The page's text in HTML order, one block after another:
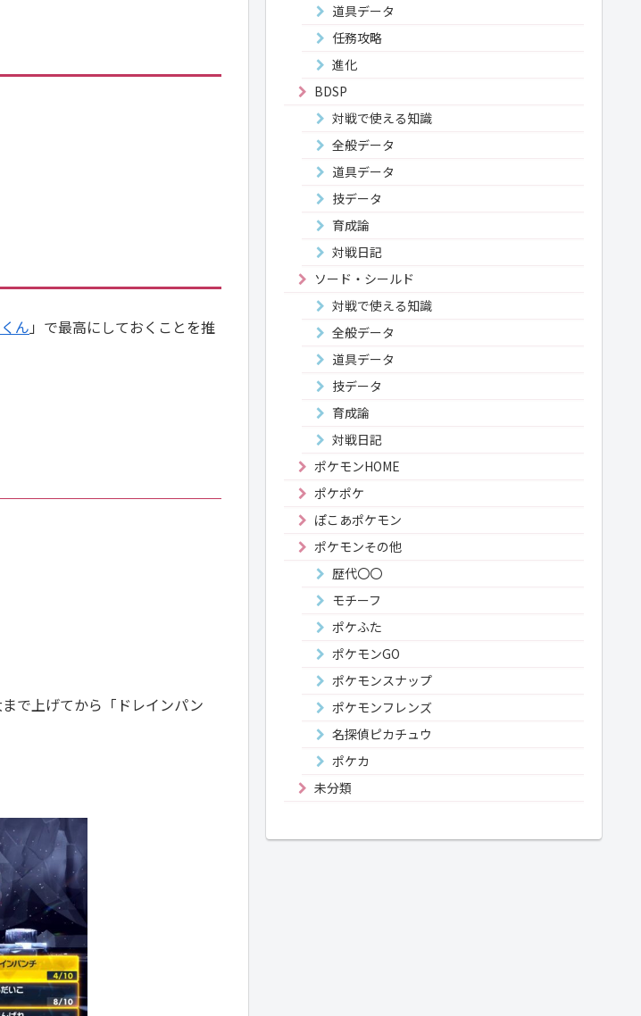
ん 」で最高にしておくことを推
で上げてから「ドレインパン
道具データ
任務攻略
進化
BDSP
対戦で使える知識
全般データ
道具データ
技データ
育成論
対戦日記
ソード・シールド
対戦で使える知識
全般データ
道具データ
技データ
育成論
対戦日記
ポケモンHOME
ポケポケ
ぽこあポケモン
ポケモンその他
歴代〇〇
モチーフ
ポケふた
ポケモンGO
ポケモンスナップ
ポケモンフレンズ
名探偵ピカチュウ
ポケカ
未分類